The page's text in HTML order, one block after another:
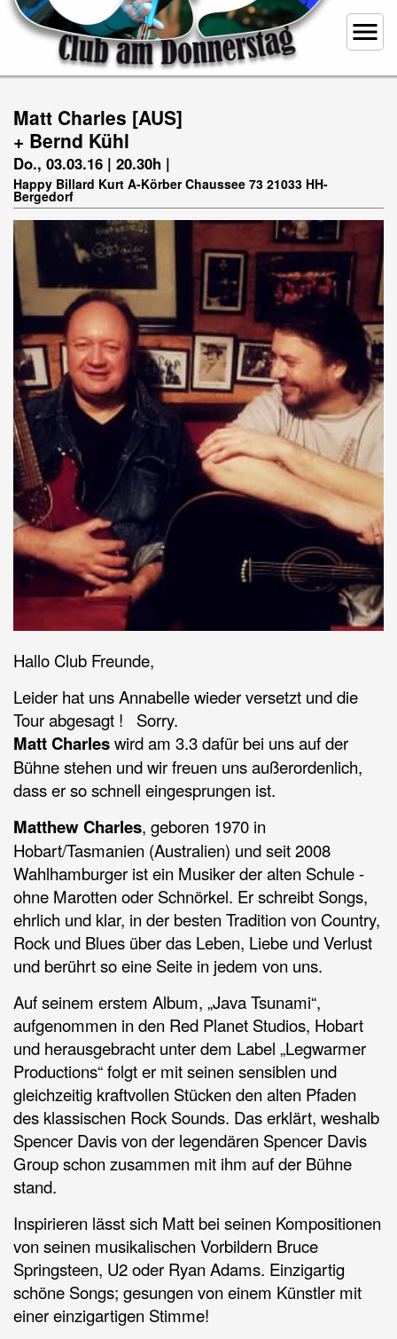
menu
Matt Charles [AUS]
+ Bernd Kühl
Do., 03.03.16 | 20.30h |
Happy Billard Kurt A-Körber Chaussee 73 21033 HH-
Bergedorf
Hallo Club Freunde,
Leider hat uns Annabelle wieder versetzt und die
Tour abgesagt ! Sorry.
Matt Charleswird am 3.3 dafür bei uns auf der
Bühne stehen und wir freuen uns außerordenlich,
dass er so schnell eingesprungen ist.
Matthew Charles, geboren 1970 in
Hobart/Tasmanien (Australien) und seit 2008
Wahlhamburger ist ein Musiker der alten Schule -
ohne Marotten oder Schnörkel. Er schreibt Songs,
ehrlich und klar, in der besten Tradition von Country,
Rock und Blues über das Leben, Liebe und Verlust
und berührt so eine Seite in jedem von uns.
Auf seinem erstem Album, „Java Tsunami“,
aufgenommen in den Red Planet Studios, Hobart
und herausgebracht unter dem Label „Legwarmer
Productions“ folgt er mit seinen sensiblen und
gleichzeitig kraftvollen Stücken den alten Pfaden
des klassischen Rock Sounds. Das erklärt, weshalb
Spencer Davis von der legendären Spencer Davis
Group schon zusammen mit ihm auf der Bühne
stand.
Inspirieren lässt sich Matt bei seinen Kompositionen
von seinen musikalischen Vorbildern Bruce
Springsteen, U2 oder Ryan Adams. Einzigartig
schöne Songs; gesungen von einem Künstler mit
einer einzigartigen Stimme!